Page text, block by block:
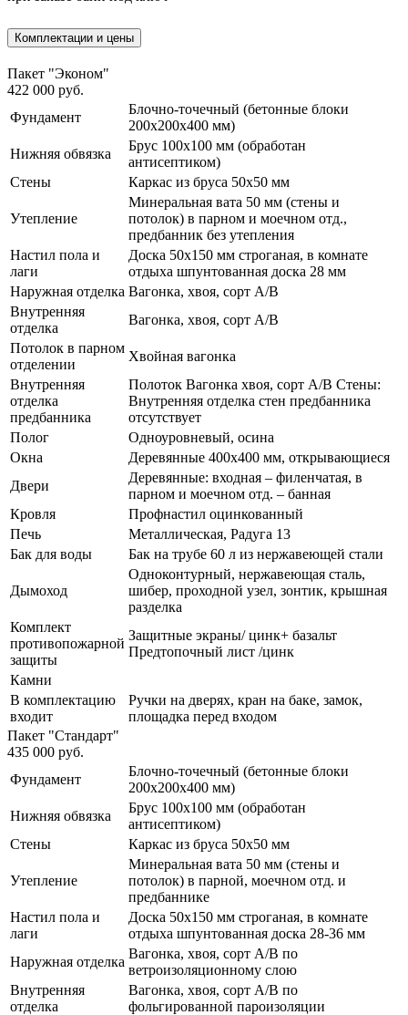
Комплектации и цены
Пакет "Эконом"
422 000 руб.
Фундамент
Блочно-точечный (бетонные блоки
200х200х400 мм)
Нижняя обвязка
Брус 100х100 мм (обработан
антисептиком)
Стены
Каркас из бруса 50х50 мм
Утепление
Минеральная вата 50 мм (стены и
потолок) в парном и моечном отд.,
предбанник без утепления
Настил пола и
лаги
Доска 50х150 мм строганая, в комнате
отдыха шпунтованная доска 28 мм
Наружная отделка Вагонка, хвоя, сорт А/В
Внутренняя
отделка
Вагонка, хвоя, сорт А/В
Потолок в парном
отделении
Хвойная вагонка
Внутренняя
отделка
предбанника
Полоток Вагонка хвоя, сорт А/В Стены:
Внутренняя отделка стен предбанника
отсутствует
Полог
Одноуровневый, осина
Окна
Деревянные 400х400 мм, открывающиеся
Двери
Деревянные: входная – филенчатая, в
парном и моечном отд. – банная
Кровля
Профнастил оцинкованный
Печь
Металлическая, Радуга 13
Бак для воды
Бак на трубе 60 л из нержавеющей стали
Дымоход
Одноконтурный, нержавеющая сталь,
шибер, проходной узел, зонтик, крышная
разделка
Комплект
противопожарной
защиты
Защитные экраны/ цинк+ базальт
Предтопочный лист /цинк
Камни
В комплектацию
входит
Ручки на дверях, кран на баке, замок,
площадка перед входом
Пакет "Стандарт"
435 000 руб.
Фундамент
Блочно-точечный (бетонные блоки
200х200х400 мм)
Нижняя обвязка
Брус 100х100 мм (обработан
антисептиком)
Стены
Каркас из бруса 50х50 мм
Утепление
Минеральная вата 50 мм (стены и
потолок) в парной, моечном отд. и
предбаннике
Настил пола и
лаги
Доска 50х150 мм строганая, в комнате
отдыха шпунтованная доска 28-36 мм
Наружная отделка
Вагонка, хвоя, сорт А/В по
ветроизоляционному слою
Внутренняя
отделка
Вагонка, хвоя, сорт А/В по
фольгированной пароизоляции